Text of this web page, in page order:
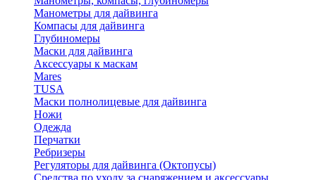
Манометры для дайвинга
Компасы для дайвинга
Глубиномеры
Маски для дайвинга
Аксессуары к маскам
Mares
TUSA
Маски полнолицевые для дайвинга
Ножи
Одежда
Перчатки
Ребризеры
Регуляторы для дайвинга (Октопусы)
Средства по уходу за снаряжением и аксессуары